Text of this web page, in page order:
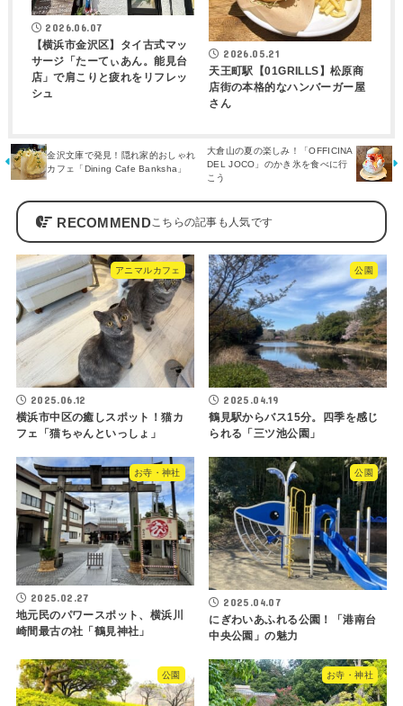
2026.06.07
【横浜市金沢区】タイ古式マッ
サージ「たーてぃあん。能見台
店」で肩こりと疲れをリフレッ
シュ
2026.05.21
天王町駅【01GRILLS】松原商
店街の本格的なハンバーガー屋
さん
金沢文庫で発見！隠れ家的おしゃれ
カフェ「Dining Cafe Banksha」
大倉山の夏の楽しみ！「OFFICINA
DEL JOCO」のかき氷を食べに行
こう
RECOMMEND
アニマルカフェ
2025.06.12
横浜市中区の癒しスポット！猫カ
フェ「猫ちゃんといっしょ」
公園
2025.04.19
鶴見駅からバス15分。四季を感じ
られる「三ツ池公園」
お寺・神社
2025.02.27
地元民のパワースポット、横浜川
崎間最古の社「鶴見神社」
公園
2025.04.07
にぎわいあふれる公園！「港南台
中央公園」の魅力
公園 お寺・神社